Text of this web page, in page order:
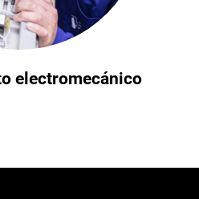
electromecánico